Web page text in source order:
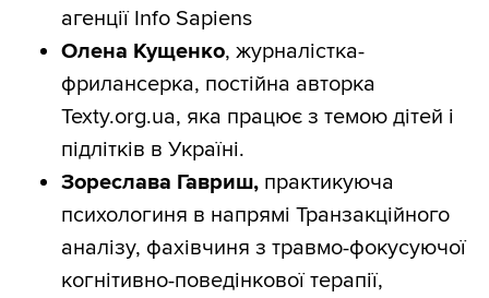
агенції Info Sapiens
Олена Кущенко, журналістка-
фрилансерка, постійна авторка
Texty.org.ua, яка працює з темою дітей і
підлітків в Україні.
Зореслава Гавриш, практикуюча
психологиня в напрямі Транзакційного
аналізу, фахівчиня з травмо-фокусуючої
когнітивно-поведінкової терапії,